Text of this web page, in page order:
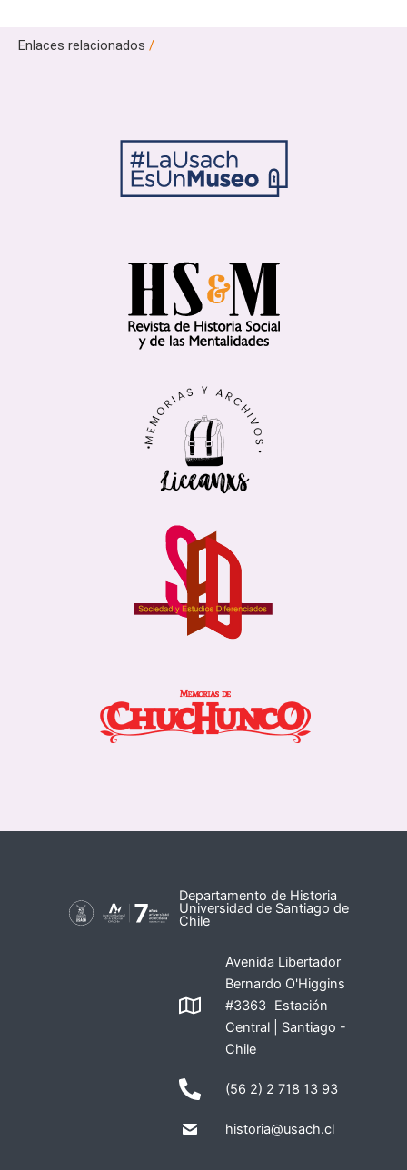
Enlaces relacionados /
Departamento de Historia
Universidad de Santiago de
Chile
Avenida Libertador
Bernardo O'Higgins
#3363 Estación
Central | Santiago -
Chile
(56 2) 2 718 13 93
historia@usach.cl